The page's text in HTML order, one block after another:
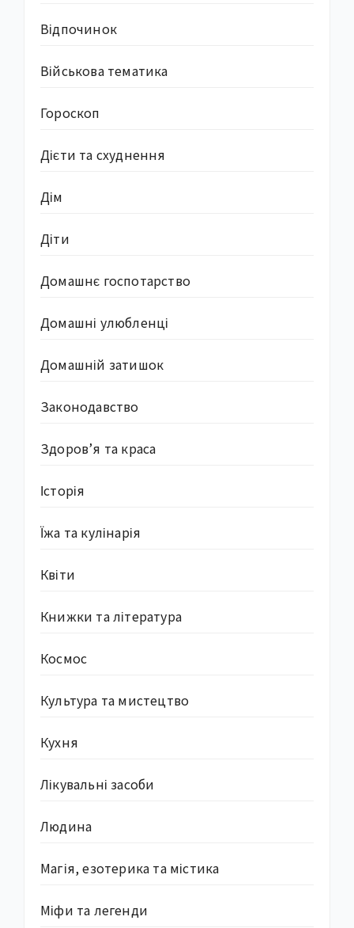
Відпочинок
Військова тематика
Гороскоп
Дієти та схуднення
Дім
Діти
Домашнє госпотарство
Домашні улюбленці
Домашній затишок
Законодавство
Здоров’я та краса
Історія
Їжа та кулінарія
Квіти
Книжки та література
Космос
Культура та мистецтво
Кухня
Лікувальні засоби
Людина
Магія, езотерика та містика
Міфи та легенди